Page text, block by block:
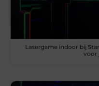
Lasergame indoor bij
voor